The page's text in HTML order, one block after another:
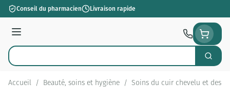
Aller au contenu
Conseil du pharmacien Livraison rapide
Menu
Rechercher
Accueil / Beauté, soins et hygiène / Soins du cuir chevelu et des